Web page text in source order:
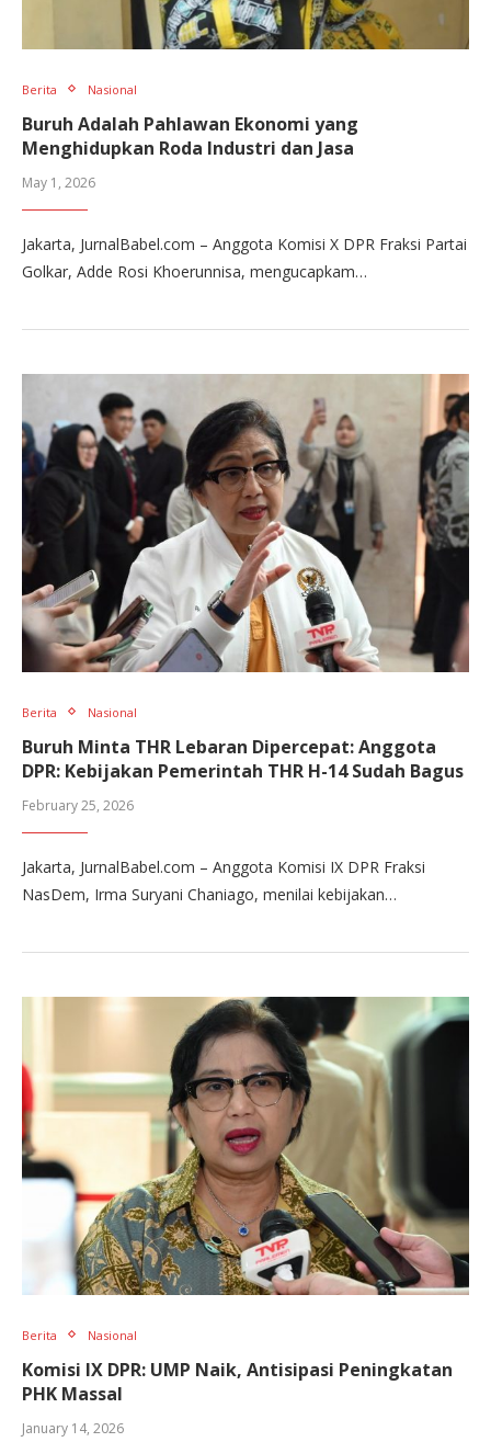
Berita Nasional
Buruh Adalah Pahlawan Ekonomi yang
Menghidupkan Roda Industri dan Jasa
May 1, 2026
Jakarta, JurnalBabel.com – Anggota Komisi X DPR Fraksi Partai
Golkar, Adde Rosi Khoerunnisa, mengucapkam…
Berita Nasional
Buruh Minta THR Lebaran Dipercepat: Anggota
DPR: Kebijakan Pemerintah THR H-14 Sudah Bagus
February 25, 2026
Jakarta, JurnalBabel.com – Anggota Komisi IX DPR Fraksi
NasDem, Irma Suryani Chaniago, menilai kebijakan…
Berita Nasional
Komisi IX DPR: UMP Naik, Antisipasi Peningkatan
PHK Massal
January 14, 2026